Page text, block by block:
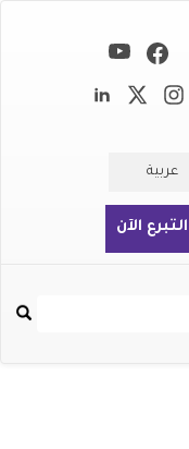
عربية
التبرع الآن
بحث